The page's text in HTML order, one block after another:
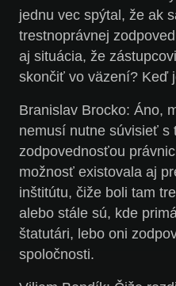
jednu vec spýtal, že ak
trestnoprávnej
aj situácia, že
skončiť vo väzení? Keď
Branislav Brocko: Áno,
nemusí nutne súvisieť s
zodpovednosťou
možnosť existovala aj
inštitútu, čiže boli tam
alebo stále sú, kde
štatutári, lebo oni
spoločnosti.